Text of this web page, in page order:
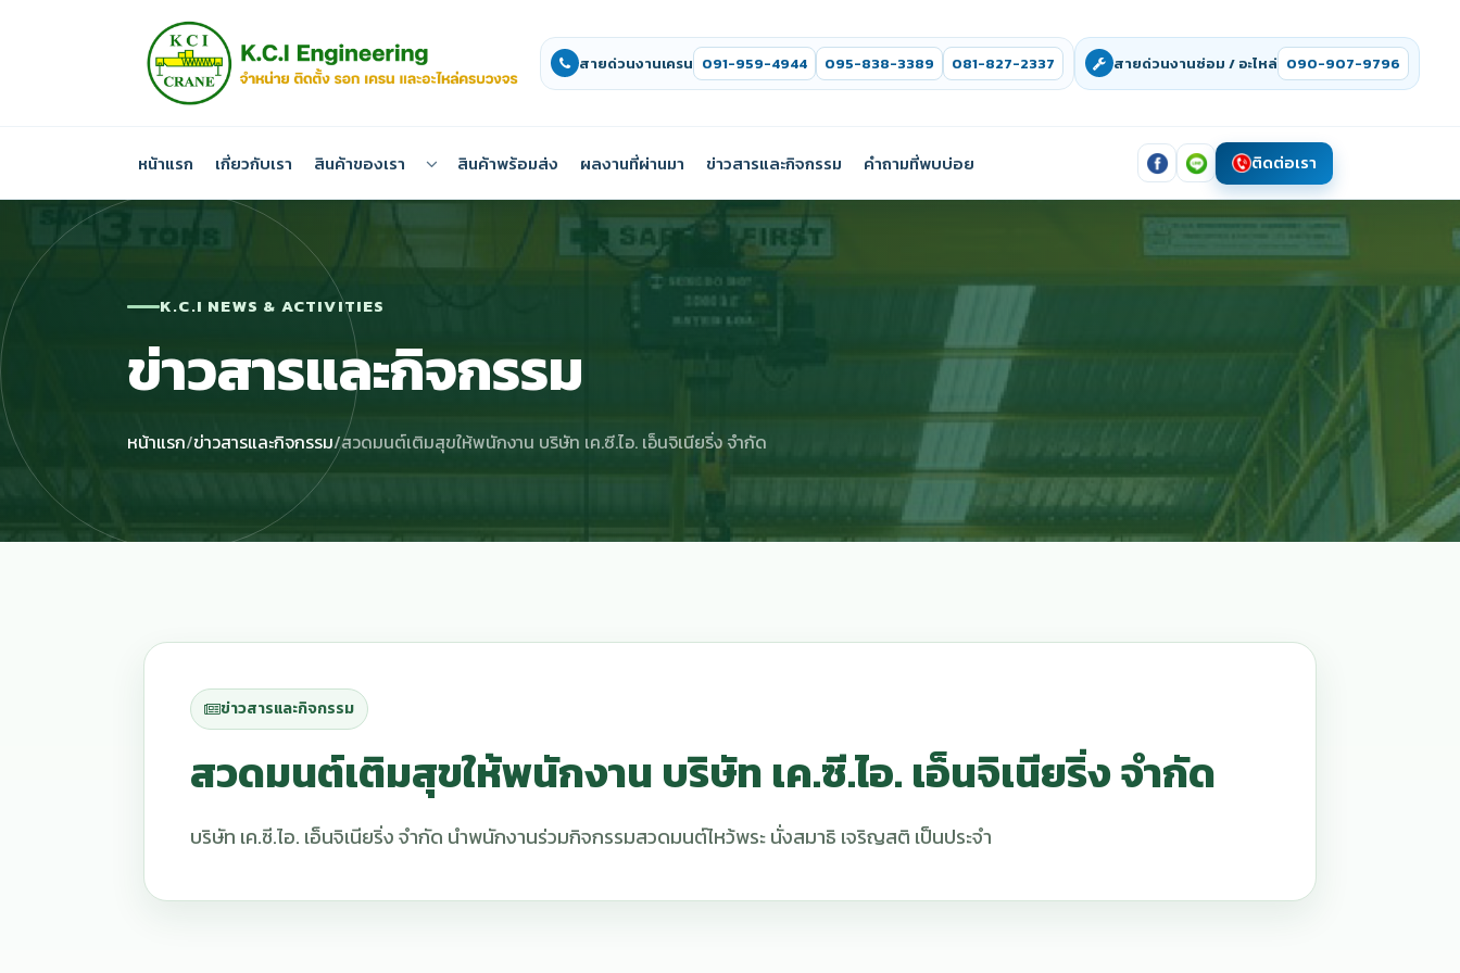
สายด่วนงานเครน 091-959-4944 095-838-3389 081-827-2337 สายด่วนงานซ่อม / อะไหล่ 090-907-9796
หน้าแรก เกี่ยวกับเรา สินค้าของเรา สินค้าพร้อมส่ง ผลงานที่ผ่านมา ข่าวสารและกิจกรรม คำถามที่พบบ่อย ติดต่อเรา
K.C.I NEWS & ACTIVITIES
ข่าวสารและกิจกรรม
หน้าแรก/ข่าวสารและกิจกรรม/สวดมนต์เติมสุขให้พนักงาน บริษัท เค.ซี.ไอ. เอ็นจิเนียริ่ง จำกัด
ข่าวสารและกิจกรรม
สวดมนต์เติมสุขให้พนักงาน บริษัท เค.ซี.ไอ. เอ็นจิเนียริ่ง จำกัด
บริษัท เค.ซี.ไอ. เอ็นจิเนียริ่ง จำกัด นำพนักงานร่วมกิจกรรมสวดมนต์ไหว้พระ นั่งสมาธิ เจริญสติ เป็นประจำ